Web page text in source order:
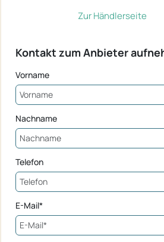
Zur Händlerseite
Kontakt zum Anbieter
Vorname
Nachname
Telefon
E-Mail*